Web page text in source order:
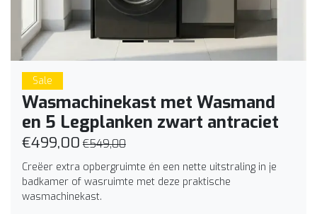
Sale
Wasmachinekast met Wasmand
en 5 Legplanken zwart antraciet
€499,00 €549,00
Creëer extra opbergruimte én een nette uitstraling in je
badkamer of wasruimte met deze praktische
wasmachinekast.